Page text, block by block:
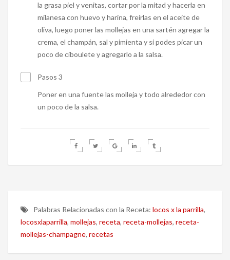
la grasa piel y venitas, cortar por la mitad y hacerla en
milanesa con huevo y harina, freírlas en el aceite de
oliva, luego poner las mollejas en una sartén agregar la
crema, el champán, sal y pimienta y si podes picar un
poco de ciboulete y agregarlo a la salsa.
Pasos 3
Poner en una fuente las molleja y todo alrededor con
un poco de la salsa.
Palabras Relacionadas con la Receta: locos x la parrilla,
locosxlaparrilla, mollejas, receta, receta-mollejas, receta-
mollejas-champagne, recetas